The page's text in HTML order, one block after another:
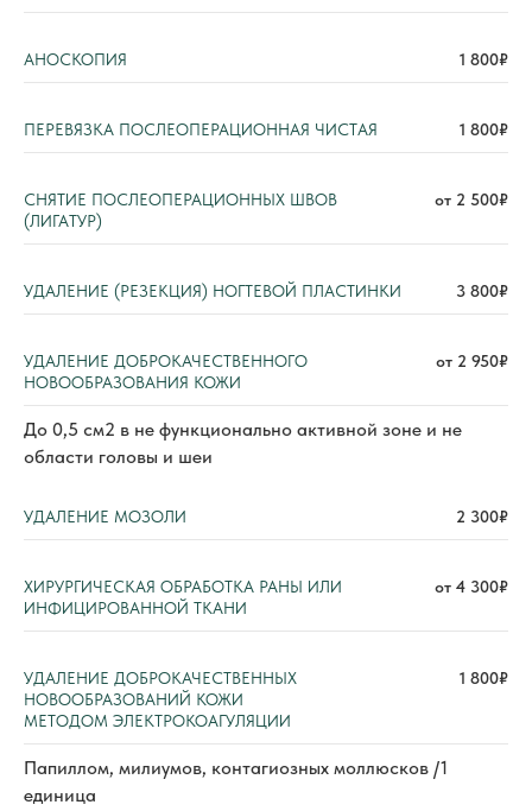
АНОСКОПИЯ 1 800₽
ПЕРЕВЯЗКА ПОСЛЕОПЕРАЦИОННАЯ ЧИСТАЯ 1 800₽
СНЯТИЕ ПОСЛЕОПЕРАЦИОННЫХ ШВОВ
(ЛИГАТУР)
от 2 500₽
УДАЛЕНИЕ (РЕЗЕКЦИЯ) НОГТЕВОЙ ПЛАСТИНКИ 3 800₽
УДАЛЕНИЕ ДОБРОКАЧЕСТВЕННОГО
НОВООБРАЗОВАНИЯ КОЖИ
от 2 950₽
До 0,5 см2 в не функционально активной зоне и не
области головы и шеи
УДАЛЕНИЕ МОЗОЛИ 2 300₽
ХИРУРГИЧЕСКАЯ ОБРАБОТКА РАНЫ ИЛИ
ИНФИЦИРОВАННОЙ ТКАНИ
от 4 300₽
УДАЛЕНИЕ ДОБРОКАЧЕСТВЕННЫХ
НОВООБРАЗОВАНИЙ КОЖИ
МЕТОДОМ ЭЛЕКТРОКОАГУЛЯЦИИ
1 800₽
Папиллом, милиумов, контагиозных моллюсков /1
единица